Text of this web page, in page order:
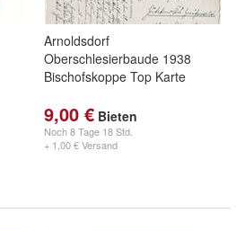
Arnoldsdorf
Oberschlesierbaude 1938
Bischofskoppe Top Karte
9,00 € Bieten
Noch8 Tage 18 Std.
+ 1,00 € Versand